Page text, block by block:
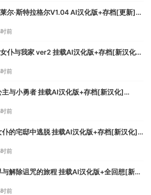
盖亚中，不止有凶残的怪物。随着探索能
道中的钥匙开启珍贵的宝藏。
尔·斯特拉格尔V1.04 AI汉化版+存档[更新]
前
仆与我家 ver2 挂载AI汉化版+存档[新汉化]
前
与小勇者 挂载AI汉化版+存档[新汉化]
前
的宅邸中逃脱 挂载AI汉化版+存档[新汉化]
前
解除诅咒的旅程 挂载AI汉化版+全回想[新汉
前